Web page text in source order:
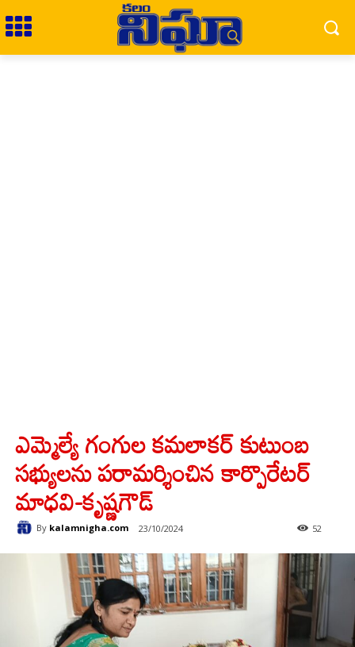
ఎమ్మెల్యే గంగుల కమలాకర్ కుటుంబ
సభ్యులను పరామర్శించిన కార్పొరేటర్
మాధవి-కృష్ణగౌడ్
By kalamnigha.com 23/10/2024 52